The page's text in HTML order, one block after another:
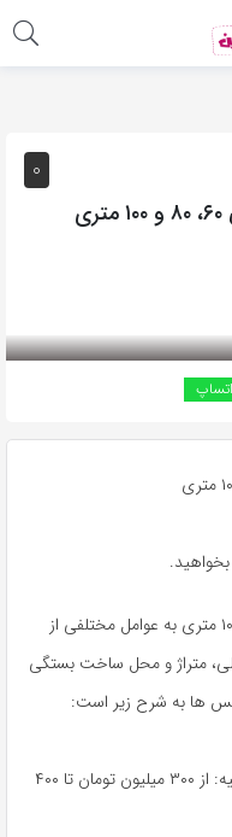
۰
قیمت بهترین کانکس های ویلایی ۶۰، ۸۰ و ۱۰۰ متری به عوامل مختلفی از
متراژ و محل ساخت بستگی
ها به شرح زیر است:
• کانکس ویلایی ۶۰ متری ساده با امکانات اولیه: از ۳۰۰ میلیون تومان تا ۴۰۰